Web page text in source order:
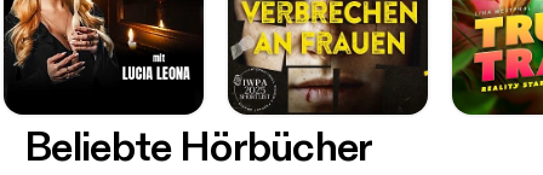
Beliebte Hörbücher